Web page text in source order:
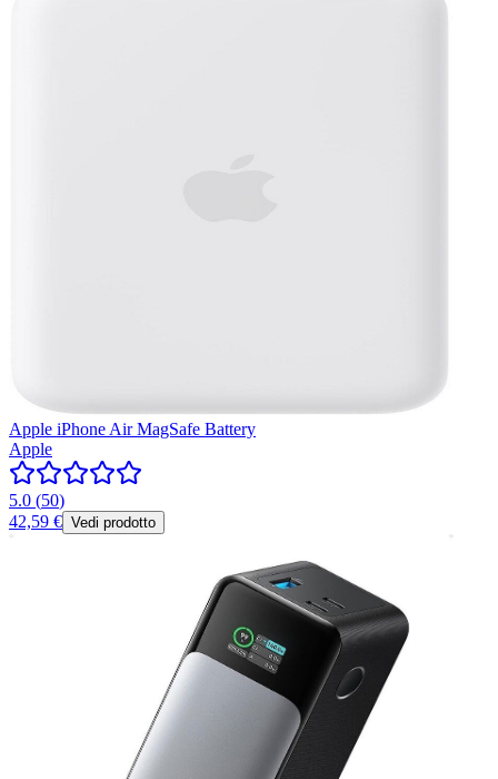
Apple iPhone Air MagSafe Battery
Apple
5.0 (50)
42,59 € Vedi prodotto